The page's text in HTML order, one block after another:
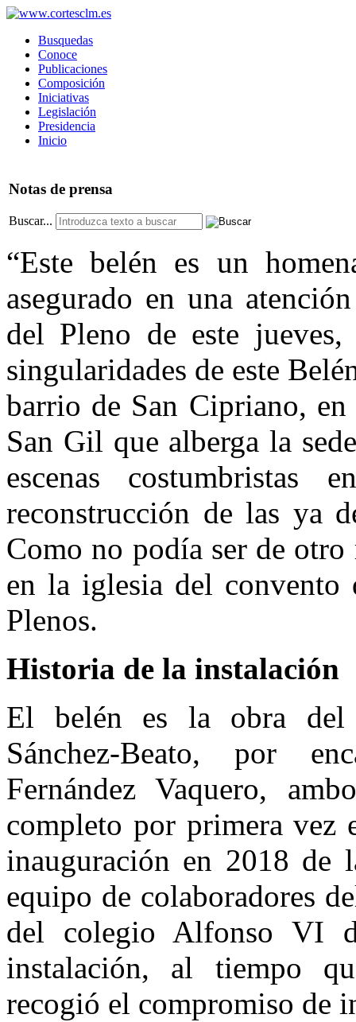
Busquedas
Conoce
Publicaciones
Composición
Iniciativas
Legislación
Presidencia
Inicio
Notas de prensa
Buscar...
“Este belén es un
asegurado en una
del Pleno de este
singularidades de este
barrio de San Cipriano,
San Gil que alberga la
escenas
reconstrucción de las ya
Como no podía ser de
en la iglesia del
Plenos.
Historia de la instalación
El belén es la obra del
Sánchez-Beato, por
Fernández Vaquero,
completo por primera vez
inauguración en 2018 de
equipo de colaboradores
del colegio Alfonso VI
instalación, al tiempo
recogió el compromiso de